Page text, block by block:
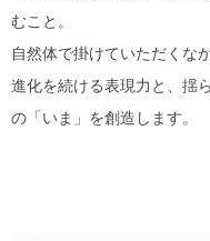
むこと。
自然体で掛けていただくな
進化を続ける表現力と、揺
の「いま」を創造します。
TALEX